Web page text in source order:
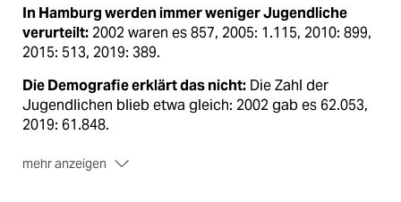
In Hamburg werden immer weniger Jugendliche
verurteilt: 2002 waren es 857, 2005: 1.115, 2010: 899,
2015: 513, 2019: 389.
Die Demografie erklärt das nicht: Die Zahl der
Jugendlichen blieb etwa gleich: 2002 gab es 62.053,
2019: 61.848.
mehr anzeigen